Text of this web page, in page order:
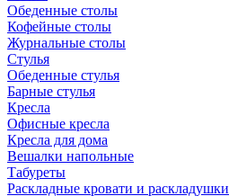
Обеденные столы
Кофейные столы
Журнальные столы
Стулья
Обеденные стулья
Барные стулья
Кресла
Офисные кресла
Кресла для дома
Вешалки напольные
Табуреты
Раскладные кровати и раскладушки